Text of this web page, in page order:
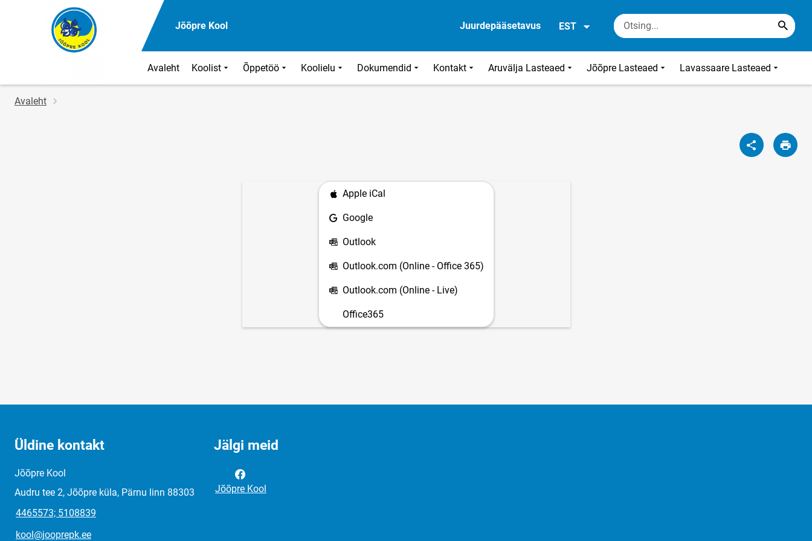
Jõõpre Kool Juurdepääsetavus EST
Avaleht Koolist Õppetöö Koolielu Dokumendid Kontakt Aruvälja Lasteaed Jõõpre Lasteaed Lavassaare Lasteaed
Jälglink
Avaleht
Apple iCal
Google
Outlook
Outlook.com (Online - Office 365)
Outlook.com (Online - Live)
Office365
Üldine kontakt
Jõõpre Kool
Audru tee 2, Jõõpre küla, Pärnu linn 88303
4465573; 5108839
kool@jooprepk.ee
Jälgi meid
Jõõpre Kool